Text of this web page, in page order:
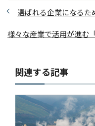
選ばれる企業になる
様々な産業で活用が進む
関連する記事